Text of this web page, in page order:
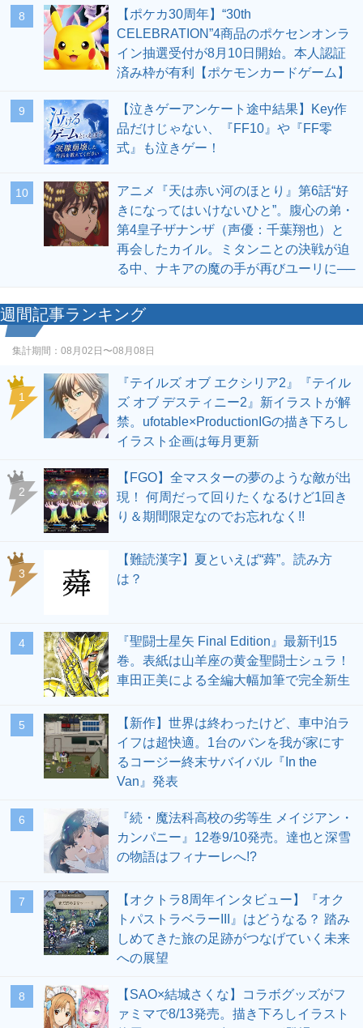
8
【ポケカ30周年】“30th
CELEBRATION”4商品のポケセンオンラ
イン抽選受付が8月10日開始。本人認証
済み枠が有利【ポケモンカードゲーム】
9
【泣きゲーアンケート途中結果】Key作
品だけじゃない、『FF10』や『FF零
式』も泣きゲー！
10
アニメ『天は赤い河のほとり』第6話“好
きになってはいけないひと”。腹心の弟・
第4皇子ザナンザ（声優：千葉翔也）と
再会したカイル。ミタンニとの決戦が迫
る中、ナキアの魔の手が再びユーリに──
週間記事ランキング
集計期間： 08月02日〜08月08日
1
『テイルズ オブ エクシリア2』『テイル
ズ オブ デスティニー2』新イラストが解
禁。ufotable×ProductionIGの描き下ろし
イラスト企画は毎月更新
2
【FGO】全マスターの夢のような敵が出
現！ 何周だって回りたくなるけど1回き
り＆期間限定なのでお忘れなく!!
3
【難読漢字】夏といえば“蕣”。読み方
は？
4
『聖闘士星矢 Final Edition』最新刊15
巻。表紙は山羊座の黄金聖闘士シュラ！
車田正美による全編大幅加筆で完全新生
5
【新作】世界は終わったけど、車中泊ラ
イフは超快適。1台のバンを我が家にす
るコージー終末サバイバル『In the
Van』発表
6
『続・魔法科高校の劣等生 メイジアン・
カンパニー』12巻9/10発売。達也と深雪
の物語はフィナーレへ!?
7
【オクトラ8周年インタビュー】『オク
トパストラベラーIII』はどうなる？ 踏み
しめてきた旅の足跡がつなげていく未来
への展望
8
【SAO×結城さくな】コラボグッズがフ
ァミマで8/13発売。描き下ろしイラスト